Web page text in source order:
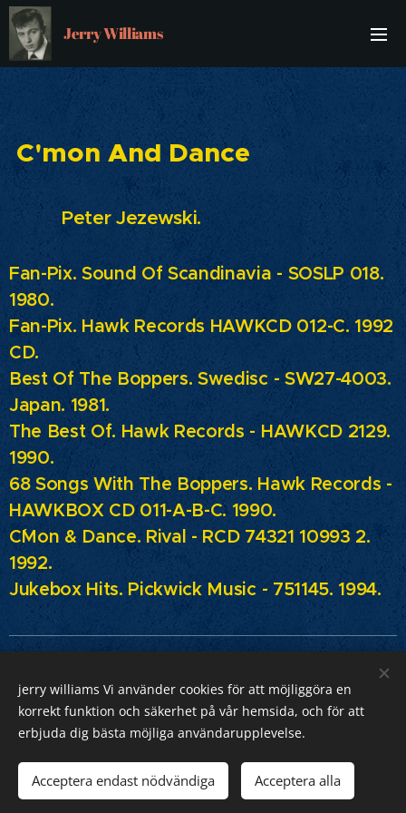
Jerry Williams
C'mon And Dance
Peter Jezewski.
Fan-Pix. Sound Of Scandinavia - SOSLP 018.
1980.
Fan-Pix. Hawk Records HAWKCD 012-C. 1992
CD.
Best Of The Boppers.Swedisc - SW27-4003.
Japan. 1981.
The Best Of. Hawk Records - HAWKCD 2129.
1990.
68 Songs With The Boppers. Hawk Records -
HAWKBOX CD 011-A-B-C. 1990.
C´Mon & Dance. Rival - RCD 74321 10993 2.
1992.
Jukebox Hits. Pickwick Music - 751145. 1994.
Jerry Williams
Sveriges Rock Kung.
Webnode Cookies
jerry williams Vi använder cookies för att möjliggöra en
korrekt funktion och säkerhet på vår hemsida, och för att
erbjuda dig bästa möjliga användarupplevelse.
Acceptera endast nödvändiga Acceptera alla